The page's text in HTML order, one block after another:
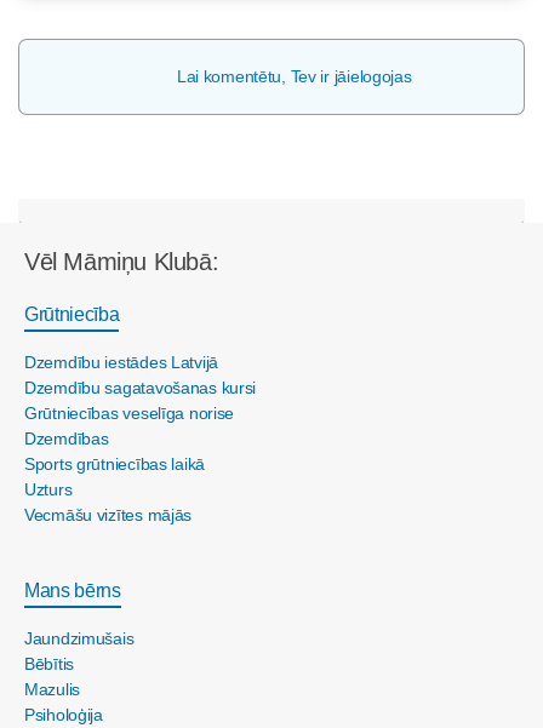
Lai komentētu, Tev ir jāielogojas
Vēl Māmiņu Klubā:
Grūtniecība
Dzemdību iestādes Latvijā
Dzemdību sagatavošanas kursi
Grūtniecības veselīga norise
Dzemdības
Sports grūtniecības laikā
Uzturs
Vecmāšu vizītes mājās
Mans bērns
Jaundzimušais
Bēbītis
Mazulis
Psiholoģija